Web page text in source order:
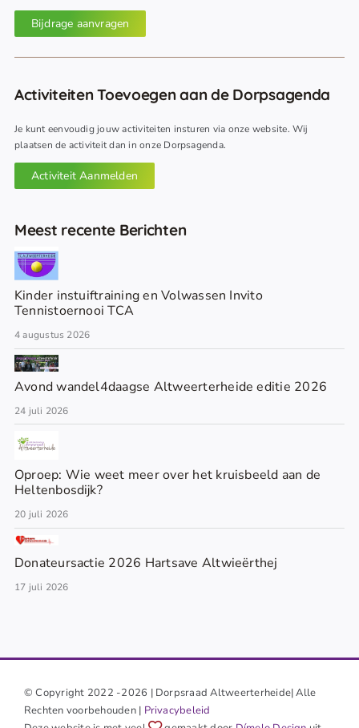
Bijdrage aanvragen
Activiteiten Toevoegen aan de Dorpsagenda
Je kunt eenvoudig jouw activiteiten insturen via onze website. Wij
plaatsen de activiteit dan in onze Dorpsagenda.
Activiteit Aanmelden
Meest recente Berichten
Kinder instuiftraining en Volwassen Invito
Tennistoernooi TCA
4 augustus 2026
Avond wandel4daagse Altweerterheide editie 2026
24 juli 2026
Oproep: Wie weet meer over het kruisbeeld aan de
Heltenbosdijk?
20 juli 2026
Donateursactie 2026 Hartsave Altwieërthej
17 juli 2026
© Copyright 2022 -2026 | Dorpsraad Altweerterheide| Alle
Rechten voorbehouden | Privacybeleid